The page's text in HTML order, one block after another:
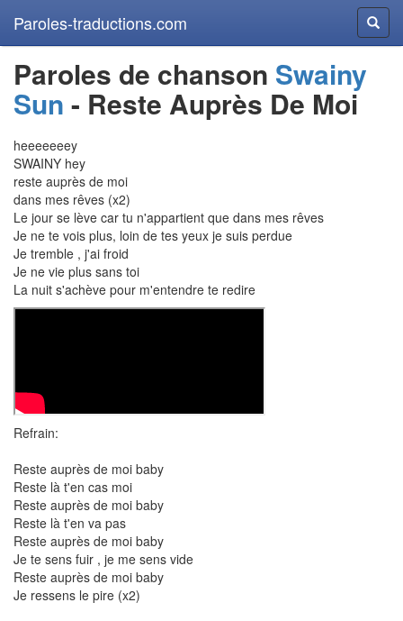
Paroles-traductions.com
Paroles de chanson Swainy
Sun - Reste Auprès De Moi
heeeeeeey
SWAINY hey
reste auprès de moi
dans mes rêves (x2)
Le jour se lève car tu n'appartient que dans mes rêves
Je ne te vois plus, loin de tes yeux je suis perdue
Je tremble , j'ai froid
Je ne vie plus sans toi
La nuit s'achève pour m'entendre te redire
Refrain:
Reste auprès de moi baby
Reste là t'en cas moi
Reste auprès de moi baby
Reste là t'en va pas
Reste auprès de moi baby
Je te sens fuir , je me sens vide
Reste auprès de moi baby
Je ressens le pire (x2)